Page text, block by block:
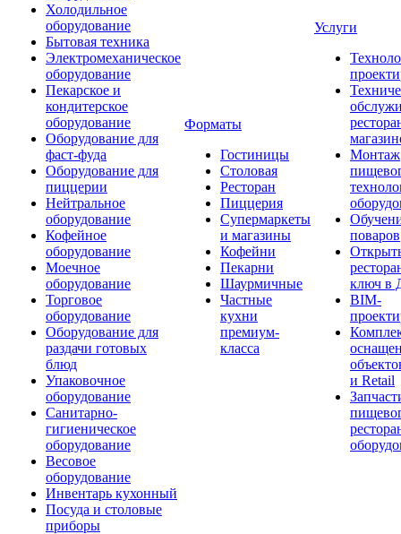
Холодильное
оборудование
Бытовая техника
Электромеханическое
оборудование
Пекарское и
кондитерское
оборудование
Оборудование для
фаст-фуда
Оборудование для
пиццерии
Нейтральное
оборудование
Кофейное
оборудование
Моечное
оборудование
Торговое
оборудование
Оборудование для
раздачи готовых
блюд
Упаковочное
оборудование
Санитарно-
гигиеническое
оборудование
Весовое
оборудование
Инвентарь кухонный
Посуда и столовые
приборы
Форматы
Гостиницы
Столовая
Ресторан
Пиццерия
Супермаркеты
и магазины
Кофейни
Пекарни
Шаурмичные
Частные
кухни
премиум-
класса
Услуги
Монтаж
поваров
ключ в
BIM-
и Retail